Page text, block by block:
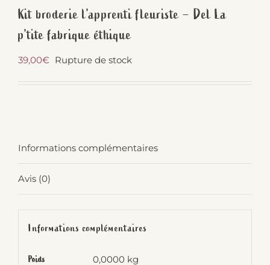
Kit broderie l’apprenti fleuriste – Del La
p’tite fabrique éthique
39,00€ Rupture de stock
Informations complémentaires
Avis (0)
Informations complémentaires
Poids 0,0000 kg